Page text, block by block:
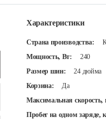
Характеристики
Страна производства:
Мощность, Вт:
240
Размер шин:
24 дюйма
Корзина:
Да
Максимальная скорость,
Пробег на одном заряде,